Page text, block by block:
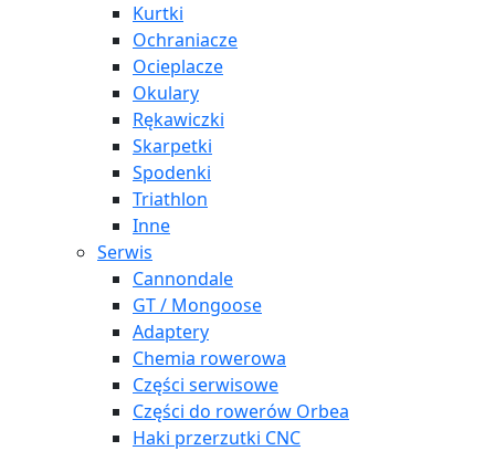
Kurtki
Ochraniacze
Ocieplacze
Okulary
Rękawiczki
Skarpetki
Spodenki
Triathlon
Inne
Serwis
Cannondale
GT / Mongoose
Adaptery
Chemia rowerowa
Części serwisowe
Części do rowerów Orbea
Haki przerzutki CNC